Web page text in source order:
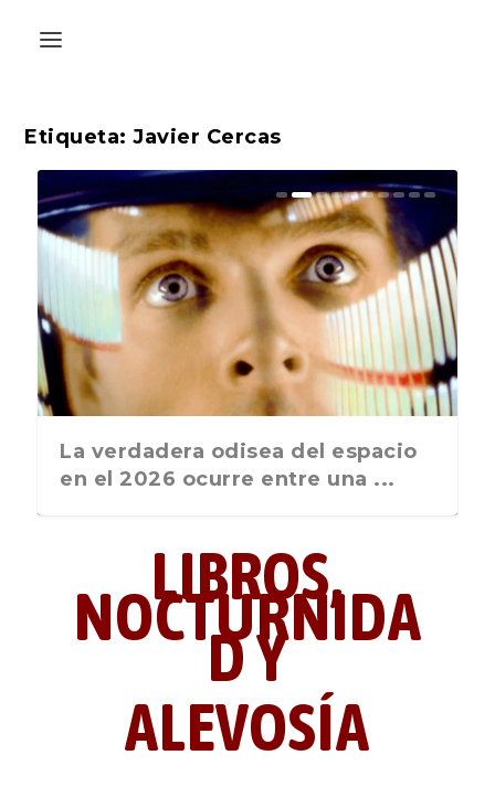
Etiqueta:Javier Cercas
La última postal de la temporada
nos recuerda que nos vamos ...
La verdadera odisea del espacio
en el 2026 ocurre entre una ...
LIBROS,
NOCTURNIDA
D Y
ALEVOSÍA